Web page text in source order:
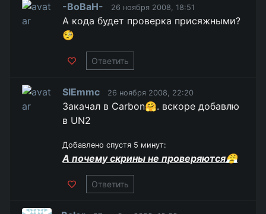
-BoBaH- 26 ноября 2008, 18:51
А кода будет проверка присяжными?
🧐
Ответить
SlEmmc 26 ноября 2008, 22:20
Закачал в Carbon🤗. вскоре добавлю
в UN2
Добавлено спустя 5 минут:
А почему скрины не проверяются😤
Ответить